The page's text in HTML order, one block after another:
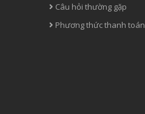
Câu hỏi thường gặp
Phương thức thanh toán